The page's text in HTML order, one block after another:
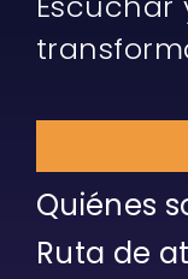
Quiénes
Ruta de